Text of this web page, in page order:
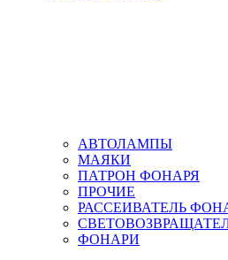
АВТОЛАМПЫ
МАЯКИ
ПАТРОН ФОНАРЯ
ПРОЧИЕ
РАССЕИВАТЕЛЬ
ФОНАРИ